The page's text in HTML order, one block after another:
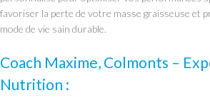
favoriser la perte de votre masse graisseuse et
mode de vie sain durable.
Coach Maxime, Colmonts –
Nutrition :